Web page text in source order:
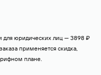
для юридических лиц — 3898 ₽
применяется скидка,
плане.